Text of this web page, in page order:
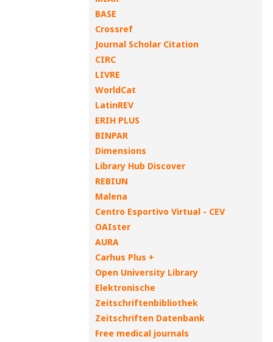
BASE
Crossref
Journal Scholar Citation
CIRC
LIVRE
WorldCat
LatinREV
ERIH PLUS
BINPAR
Dimensions
Library Hub Discover
REBIUN
Malena
Centro Esportivo Virtual - CEV
OAIster
AURA
Carhus Plus +
Open University Library
Elektronische
Zeitschriftenbibliothek
Zeitschriften Datenbank
Free medical journals